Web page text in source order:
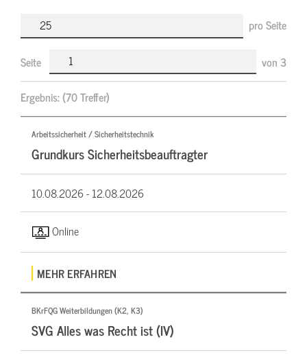
pro Seite
Seite von 3
Ergebnis:(70 Treffer)
Arbeitssicherheit / Sicherheitstechnik
Grundkurs Sicherheitsbeauftragter
10.08.2026 -12.08.2026
Online
MEHR ERFAHREN
BKrFQG Weiterbildungen (K2, K3)
SVG Alles was Recht ist (IV)